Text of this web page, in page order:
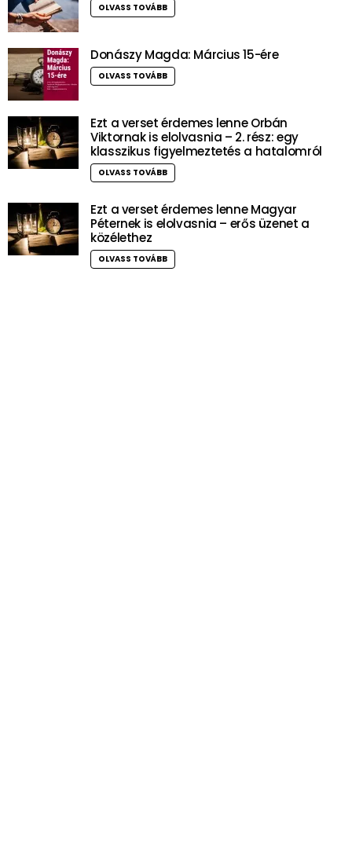
OLVASS TOVÁBB
Donászy Magda: Március 15-ére
OLVASS TOVÁBB
Ezt a verset érdemes lenne Orbán
Viktornak is elolvasnia – 2. rész: egy
klasszikus figyelmeztetés a hatalomról
OLVASS TOVÁBB
Ezt a verset érdemes lenne Magyar
Péternek is elolvasnia – erős üzenet a
közélethez
OLVASS TOVÁBB